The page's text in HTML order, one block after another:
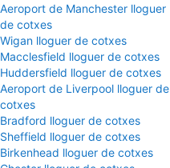
Aeroport de Manchester lloguer
de cotxes
Wigan lloguer de cotxes
Macclesfield lloguer de cotxes
Huddersfield lloguer de cotxes
Aeroport de Liverpool lloguer de
cotxes
Bradford lloguer de cotxes
Sheffield lloguer de cotxes
Birkenhead lloguer de cotxes